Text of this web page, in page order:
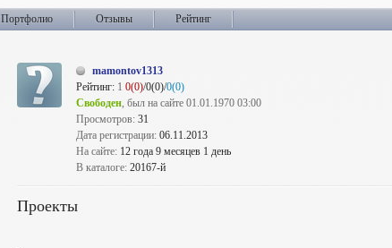
Портфолио Отзывы Рейтинг
mamontov1313
Рейтинг: 1 0(0)/0(0)/0(0)
Свободен, был на сайте 01.01.1970 03:00
Просмотров: 31
Дата регистрации: 06.11.2013
На сайте: 12 года 9 месяцев 1 день
В каталоге: 20167-й
Проекты